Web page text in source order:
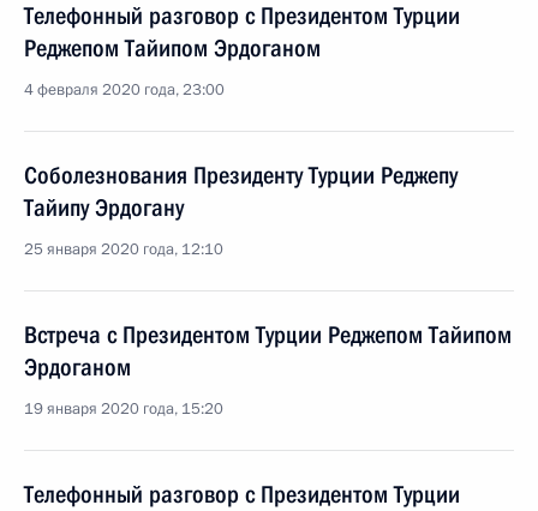
Телефонный разговор с Президентом Турции
Реджепом Тайипом Эрдоганом
4 февраля 2020 года, 23:00
Соболезнования Президенту Турции Реджепу
Тайипу Эрдогану
25 января 2020 года, 12:10
Встреча с Президентом Турции Реджепом Тайипом
Эрдоганом
19 января 2020 года, 15:20
Телефонный разговор с Президентом Турции